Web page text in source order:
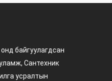
байгуулагдсан
Сантехник
усралтын